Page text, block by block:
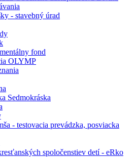
- stavebný úrad
fond
OLYMP
Sedmokráska
- testovacia prevádzka, posviacka
spoločenstiev detí - eRko